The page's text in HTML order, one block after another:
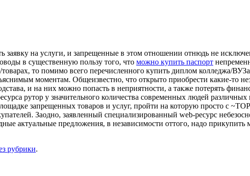
заявку на услуги, и запрещенные в этом отношении отнюдь не
в существенную пользу того, что можно купить паспорт
то помимо всего перечисленного купить диплом колледжа/
моментам. Общеизвестно, что открыто приобрести какие-то
и на них можно попасть в неприятности, а также потерять
рутор у значительного количества современных людей
запрещенных товаров и услуг, пройти на которую просто с
Заодно, заявленный специализированный web-ресурс
актуальные предложения, в независимости оттого, надо
рубрики.